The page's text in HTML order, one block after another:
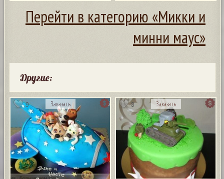
Перейти в категорию «Микки и
минни маус»
Другие:
9 Заказать 3 Заказать